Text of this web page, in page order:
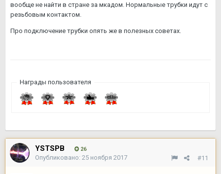
вообще не найти в стране за мкадом. Нормальные трубки идут с
резьбовым контактом.
Про подключение трубки опять же в полезных советах.
Награды пользователя
YSTSPB 26
#11
Опубликовано: 25 ноября 2017